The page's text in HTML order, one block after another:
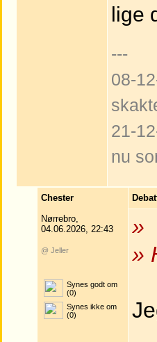
lige
---
08-
21-
nu
Chester
Nørrebro,
04.06.2026, 22:43
@ Jeller
Synes godt om
(0)
Synes ikke om
(0)
»
»